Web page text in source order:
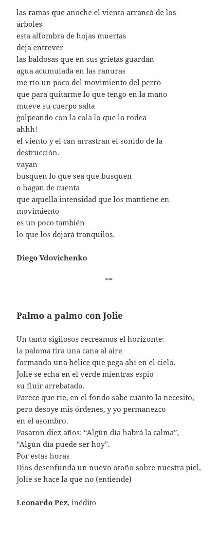
las ramas que anoche el viento arrancó de los
árboles
esta alfombra de hojas muertas
deja entrever
las baldosas que en sus grietas guardan
agua acumulada en las ranuras
me río un poco del movimiento del perro
que para quitarme lo que tengo en la mano
mueve su cuerpo salta
golpeando con la cola lo que lo rodea
ahhh!
el viento y el can arrastran el sonido de la
destrucción.
vayan
busquen lo que sea que busquen
o hagan de cuenta
que aquella intensidad que los mantiene en
movimiento
es un poco también
lo que los dejará tranquilos.
Diego Vdovichenko
**
Palmo a palmo con Jolie
Un tanto sigilosos recreamos el horizonte:
la paloma tira una cana al aire
formando una hélice que pega ahí en el cielo.
Jolie se echa en el verde mientras espío
su fluir arrebatado.
Parece que ríe, en el fondo sabe cuánto la necesito,
pero desoye mis órdenes, y yo permanezco
en el asombro.
Pasaron diez años: “Algún día habrá la calma”,
“Algún día puede ser hoy”.
Por estas horas
Dios desenfunda un nuevo otoño sobre nuestra piel,
Jolie se hace la que no (entiende)
Leonardo Pez, inédito